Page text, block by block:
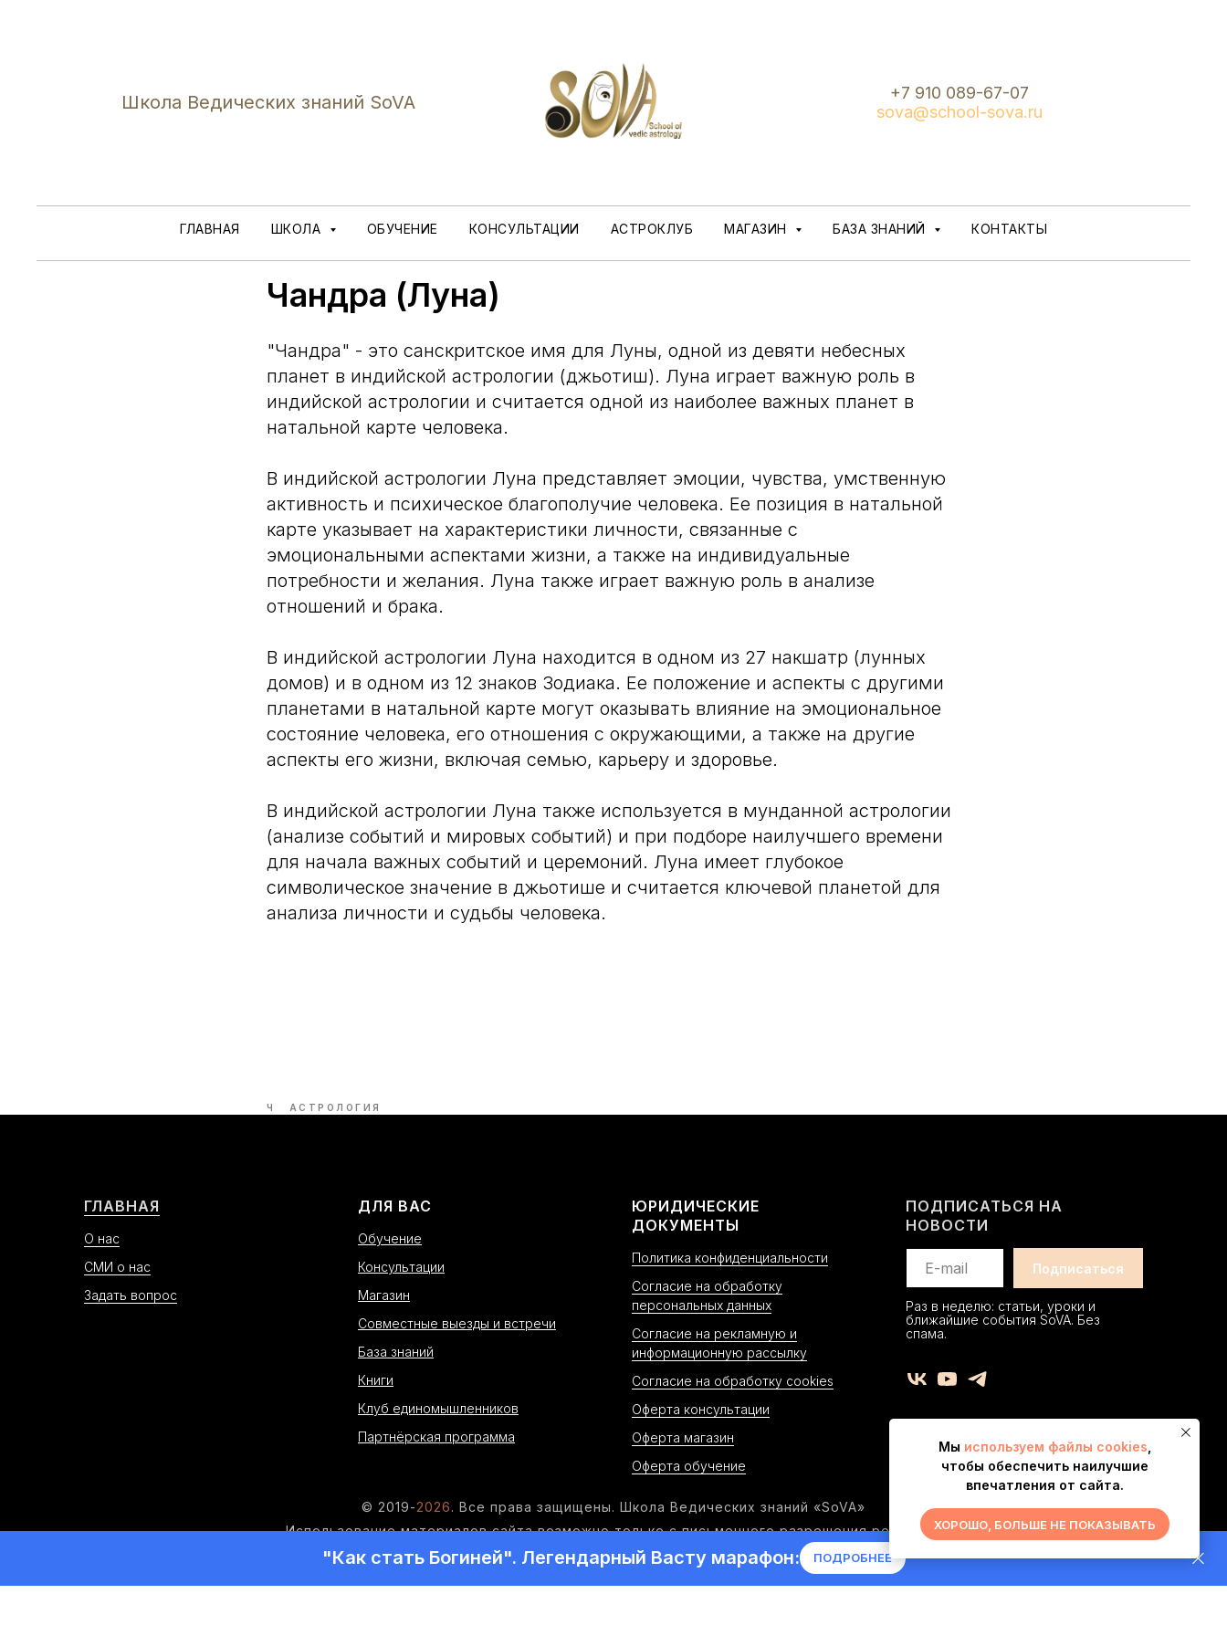
"Как стать Богиней". Легендарный Васту марафон: ПОДРОБНЕЕ
Школа Ведических знаний SoVA
+7 910 089-67-07
sova@school-sova.ru
ГЛАВНАЯ ШКОЛА ОБУЧЕНИЕ КОНСУЛЬТАЦИИ АСТРОКЛУБ МАГАЗИН БАЗА ЗНАНИЙ КОНТАКТЫ
Чандра (Луна)
"Чандра" - это санскритское имя для Луны, одной из девяти небесных
планет в индийской астрологии (джьотиш). Луна играет важную роль в
индийской астрологии и считается одной из наиболее важных планет в
натальной карте человека.
В индийской астрологии Луна представляет эмоции, чувства, умственную
активность и психическое благополучие человека. Ее позиция в натальной
карте указывает на характеристики личности, связанные с
эмоциональными аспектами жизни, а также на индивидуальные
потребности и желания. Луна также играет важную роль в анализе
отношений и брака.
В индийской астрологии Луна находится в одном из 27 накшатр (лунных
домов) и в одном из 12 знаков Зодиака. Ее положение и аспекты с другими
планетами в натальной карте могут оказывать влияние на эмоциональное
состояние человека, его отношения с окружающими, а также на другие
аспекты его жизни, включая семью, карьеру и здоровье.
В индийской астрологии Луна также используется в мунданной астрологии
(анализе событий и мировых событий) и при подборе наилучшего времени
для начала важных событий и церемоний. Луна имеет глубокое
символическое значение в джьотише и считается ключевой планетой для
анализа личности и судьбы человека.
Ч АСТРОЛОГИЯ
ГЛАВНАЯ
О нас
СМИ о нас
Задать вопрос
ДЛЯ ВАС
Обучение
Консультации
Магазин
Совместные выезды и встречи
База знаний
Книги
Клуб единомышленников
Партнёрская программа
ЮРИДИЧЕСКИЕ
ДОКУМЕНТЫ
Политика конфиденциальности
Согласие на обработку
персональных данных
Согласие на рекламную и
информационную рассылку
Согласие на обработку cookies
Оферта консультации
Оферта магазин
Оферта обучение
ПОДПИСАТЬСЯ НА
НОВОСТИ
Раз в неделю: статьи, уроки и
ближайшие события SoVA. Без
спама.
© 2019-2026. Все права защищены. Школа Ведических знаний «SoVA»
Использование материалов сайта возможно только с письменного разрешения редакции
СОПРОВОЖДЕНИЕ ПРОЕКТА: НАЗАРОВА АНАСТАСИЯ АЛЕКСЕЕВНА, ИНН 434546099012 ОГРНИП 325430000048292
Мы используем файлы cookies
чтобы обеспечить наилучшие
впечатления от сайта.
ХОРОШО, БОЛЬШЕ НЕ ПОКАЗЫВАТЬ